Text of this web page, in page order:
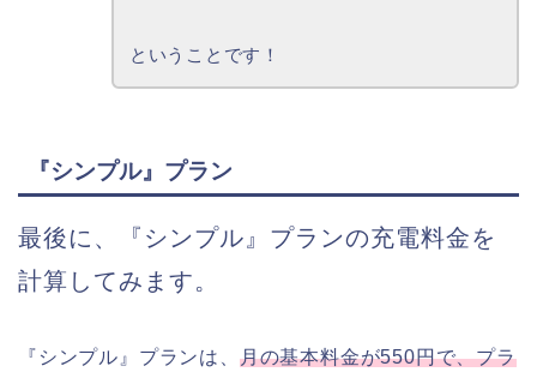
ということです！
『シンプル』プラン
最後に、『シンプル』プランの充電料金を
計算してみます。
『シンプル』プランは、 月の基本料金が550円で、プラ